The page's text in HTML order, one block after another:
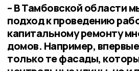
– В Тамбовской области
подход к проведению
капитальному ремонту
домов. Например,
только те фасады,